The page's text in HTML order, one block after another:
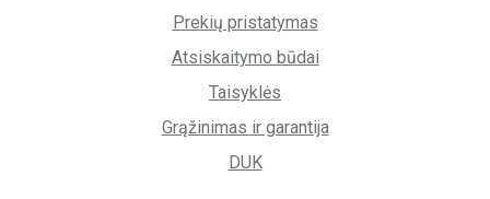
Prekių pristatymas
Atsiskaitymo būdai
Taisyklės
Grąžinimas ir garantija
DUK